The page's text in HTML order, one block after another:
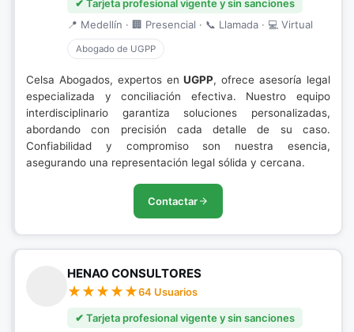
✔ Tarjeta profesional vigente y sin sanciones
📍 Medellín · 🏢 Presencial · 📞 Llamada · 💻 Virtual
Abogado de UGPP
Celsa Abogados, expertos enUGPP, ofrece asesoría legal
especializada y conciliación efectiva. Nuestro equipo
interdisciplinario garantiza soluciones personalizadas,
abordando con precisión cada detalle de su caso.
Confiabilidad y compromiso son nuestra esencia,
asegurando una representación legal sólida y cercana.
Contactar
HENAO CONSULTORES
64 Usuarios
✔ Tarjeta profesional vigente y sin sanciones